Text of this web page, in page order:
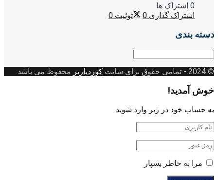
0 اشتراک ها
اشتراک گذاری 0 توئیت 0
دسته بندی
دسته
© 2024
- تمامی حقوق برای سایت کوردپاریز محفوظ می باشد.
خوش آمدید!
به حساب خود در زیر وارد شوید
مرا به خاطر بسپار